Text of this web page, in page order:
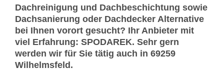
Dachreinigung und Dachbeschichtung sowie
Dachsanierung oder Dachdecker Alternative
bei Ihnen vorort gesucht? Ihr Anbieter mit
viel Erfahrung: SPODAREK. Sehr gern
werden wir für Sie tätig auch in 69259
Wilhelmsfeld.